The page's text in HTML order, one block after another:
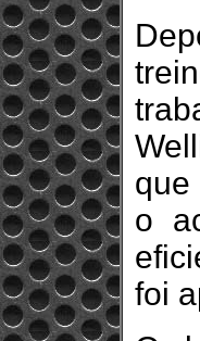
que
o
foi